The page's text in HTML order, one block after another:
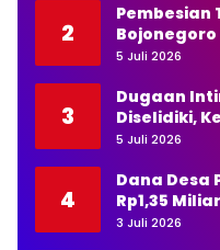
2
Pembesian
Bojonegoro
Marga
5 Juli 2026
3
Dugaan
Diselidiki,
Pernyataan
5 Juli 2026
4
Dana Desa
Rp1,35
3 Juli 2026